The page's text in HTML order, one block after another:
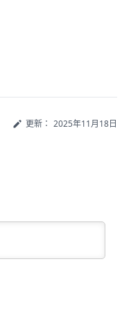
更新： 2025年11月18日